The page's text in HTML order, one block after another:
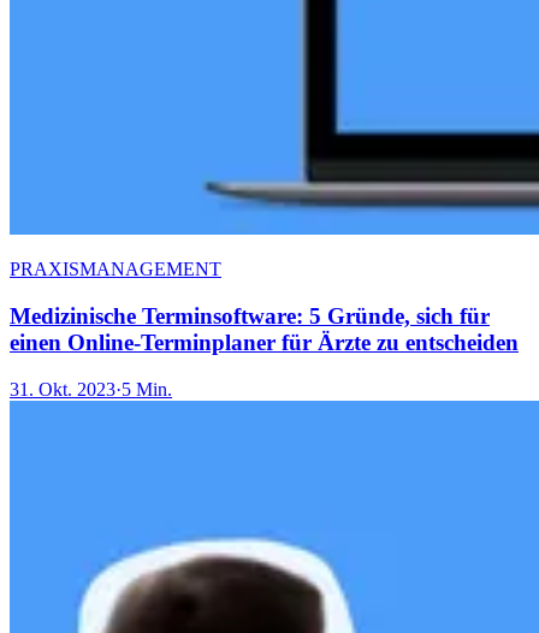
PRAXISMANAGEMENT
Medizinische Terminsoftware: 5 Gründe, sich für
einen Online-Terminplaner für Ärzte zu entscheiden
31. Okt. 2023·5 Min.